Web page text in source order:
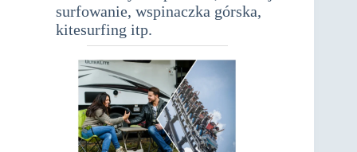
surfowanie, wspinaczka górska,
kitesurfing itp.